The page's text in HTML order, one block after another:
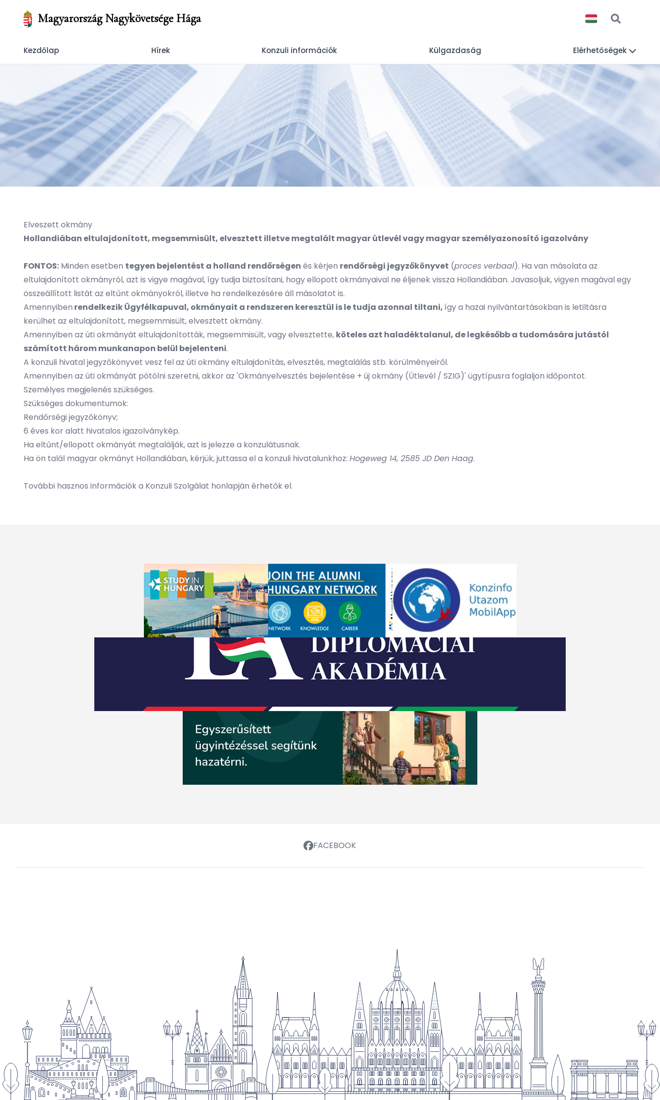
Magyarország Nagykövetsége Hága
Kezdőlap Hírek Konzuli információk Külgazdaság Elérhetőségek
Elveszett okmány
Hollandiában eltulajdonított, megsemmisült, elvesztett illetve megtalált magyar útlevél vagy magyar személyazonosító igazolvány
FONTOS: Minden esetben tegyen bejelentést a holland rendőrségen és kérjen rendőrségi jegyzőkönyvet (proces verbaal). Ha van másolata az
eltulajdonított okmányról, azt is vigye magával, így tudja biztosítani, hogy ellopott okmányaival ne éljenek vissza Hollandiában. Javasoljuk, vigyen magával egy
összeállított listát az eltűnt okmányokról, illetve ha rendelkezésére áll másolatot is.
Amennyiben rendelkezik Ügyfélkapuval, okmányait a rendszeren keresztül is le tudja azonnal tiltani,így a hazai nyilvántartásokban is letiltásra
kerülhet az eltulajdonított, megsemmisült, elvesztett okmány.
Amennyiben az úti okmányát eltulajdonították, megsemmisült, vagy elvesztette, köteles azt haladéktalanul, de legkésőbb a tudomására jutástól
számított három munkanapon belül bejelenteni.
A konzuli hivatal jegyzőkönyvet vesz fel az úti okmány eltulajdonítás, elvesztés, megtalálás stb. körülményeiről.
Amennyiben az úti okmányát pótólni szeretni, akkor az 'Okmányelvesztés bejelentése + új okmány (Útlevél / SZIG)' ügytípusra foglaljon időpontot.
Személyes megjelenés szükséges.
Szükséges dokumentumok:
Rendőrségi jegyzőkönyv;
6 éves kor alatt hivatalos igazolványkép.
Ha eltűnt/ellopott okmányát megtalálják, azt is jelezze a konzulátusnak.
Ha ön talál magyar okmányt Hollandiában, kérjük, juttassa el a konzuli hivatalunkhoz: Hogeweg 14, 2585 JD Den Haag.
További hasznos információk a Konzuli Szolgálat honlapján érhetők el.
FACEBOOK